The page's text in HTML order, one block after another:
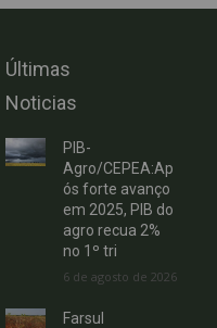
Últimas
Noticias
PIB-
Agro/CEPEA:Ap
ós forte avanço
em 2025, PIB do
agro recua 2%
no 1º tri
6 de agosto de 2026
Farsul